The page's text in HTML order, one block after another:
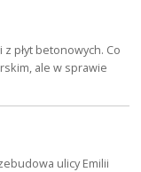
płyt betonowych. Co
ale w sprawie
ulicy Emilii